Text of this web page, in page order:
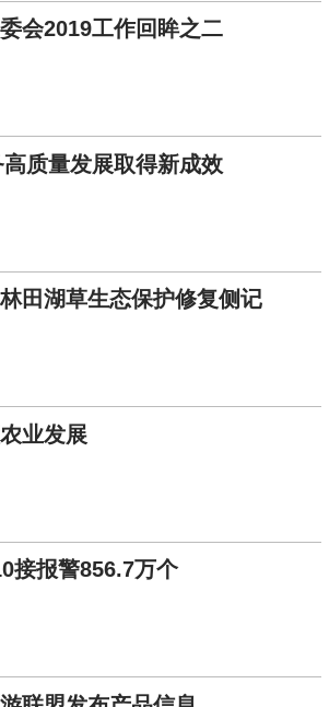
会2019工作回眸之二
质量发展取得新成效
田湖草生态保护修复侧记
业发展
接报警856.7万个